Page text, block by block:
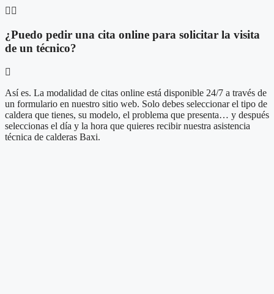
¿Puedo pedir una cita online para solicitar la visita
de un técnico?
Así es. La modalidad de citas online está disponible 24/7 a través de
un formulario en nuestro sitio web. Solo debes seleccionar el tipo de
caldera que tienes, su modelo, el problema que presenta… y después
seleccionas el día y la hora que quieres recibir nuestra asistencia
técnica de calderas Baxi.